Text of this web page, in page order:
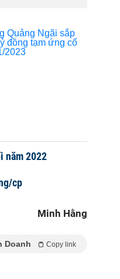
năm 2022
cp
Minh Hằng
Doanh Copy link